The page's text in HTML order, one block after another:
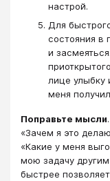
настрой.
Для
состояния в
и
лице улыбку
меня
Поправьте мысли
«Зачем я это
«Какие у меня
мою задачу
быстрее